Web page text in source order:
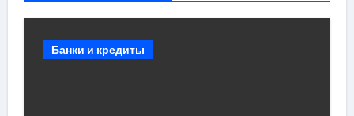
Банки и кредиты